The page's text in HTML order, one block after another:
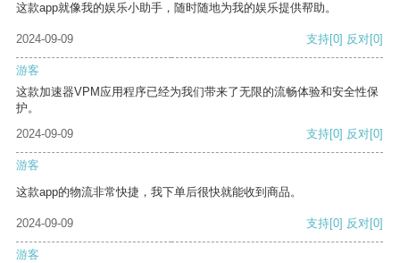
这款app就像我的娱乐小助手，随时随地为我的娱乐提供帮助。
2024-09-09 支持[0] 反对[0]
游客
这款加速器VPM应用程序已经为我们带来了无限的流畅体验和安全性保
护。
2024-09-09
支持[0] 反对[0]
游客
这款app的物流非常快捷，我下单后很快就能收到商品。
2024-09-09 支持[0] 反对[0]
游客